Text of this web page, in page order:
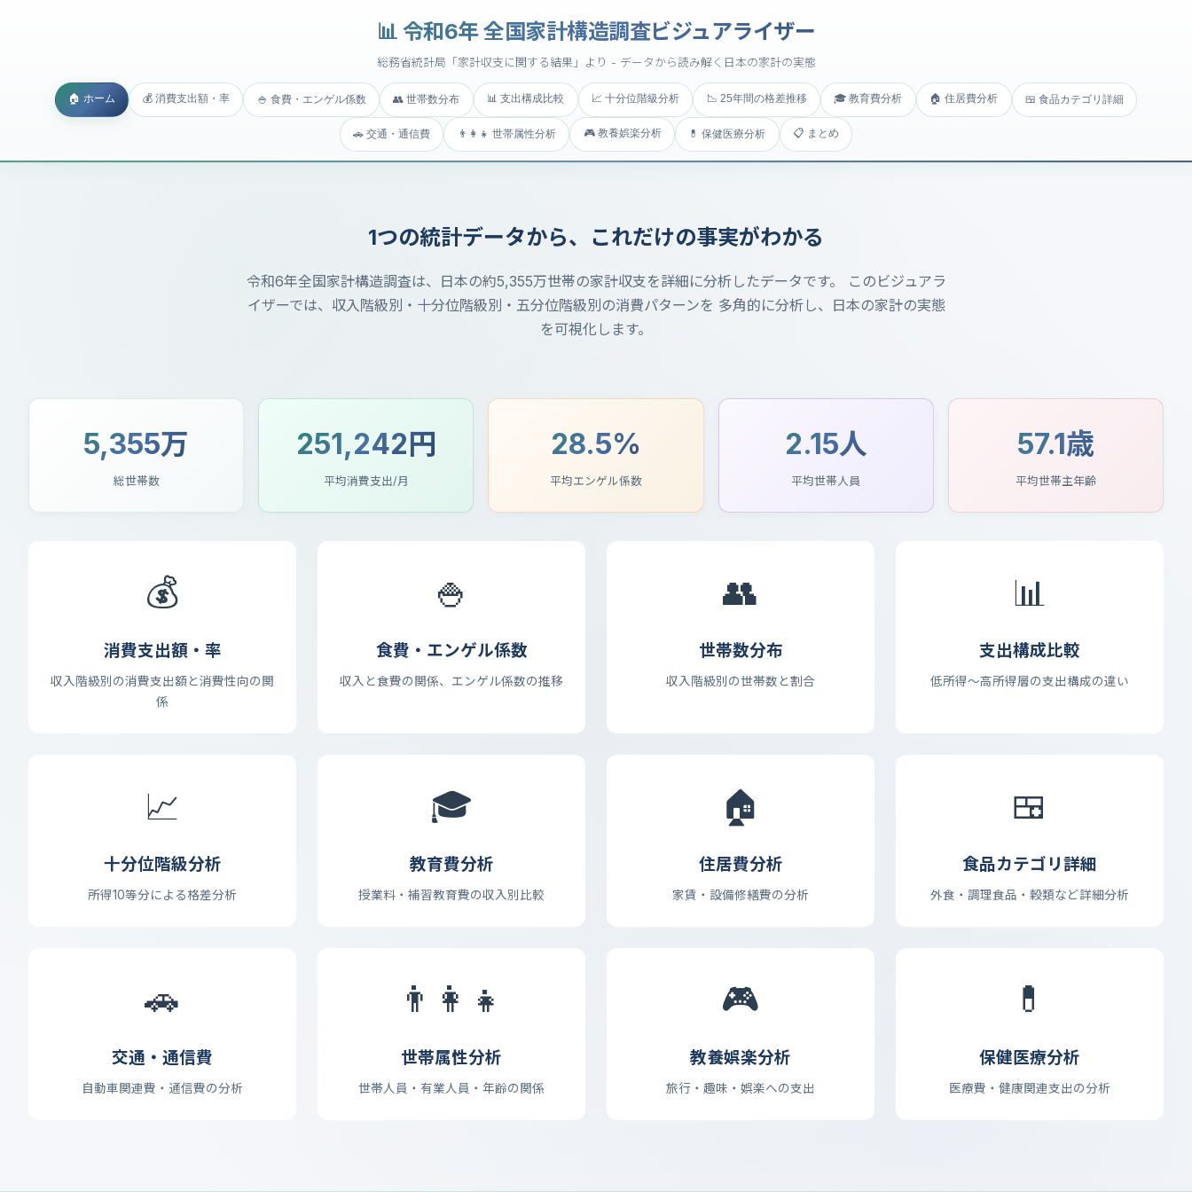
📊 令和6年 全国家計構造調査ビジュアライザー
総務省統計局「家計収支に関する結果」より - データから読み解く日本の家計の実態
🏠 ホーム 💰 消費支出額・率 🍚 食費・エンゲル係数 👥 世帯数分布 📊 支出構成比較 📈 十分位階級分析 📉 25年間の格差推移 🎓 教育費分析 🏠 住居費分析 🍱 食品カテゴリ詳細
🚗 交通・通信費 👨‍👩‍👧 世帯属性分析 🎮 教養娯楽分析 💊 保健医療分析 📋 まとめ
1つの統計データから、これだけの事実がわかる
令和6年全国家計構造調査は、日本の約5,355万世帯の家計収支を詳細に分析したデータです。 このビジュアラ
イザーでは、収入階級別・十分位階級別・五分位階級別の消費パターンを 多角的に分析し、日本の家計の実態
を可視化します。
5,355万
総世帯数
251,242円
平均消費支出/月
28.5%
平均エンゲル係数
2.15人
平均世帯人員
57.1歳
平均世帯主年齢
💰
消費支出額・率
収入階級別の消費支出額と消費性向の関
係
🍚
食費・エンゲル係数
収入と食費の関係、エンゲル係数の推移
👥
世帯数分布
収入階級別の世帯数と割合
📊
支出構成比較
低所得〜高所得層の支出構成の違い
📈
十分位階級分析
所得10等分による格差分析
🎓
教育費分析
授業料・補習教育費の収入別比較
🏠
住居費分析
家賃・設備修繕費の分析
🍱
食品カテゴリ詳細
外食・調理食品・穀類など詳細分析
🚗
交通・通信費
自動車関連費・通信費の分析
👨‍👩‍👧
世帯属性分析
世帯人員・有業人員・年齢の関係
🎮
教養娯楽分析
旅行・趣味・娯楽への支出
💊
保健医療分析
医療費・健康関連支出の分析